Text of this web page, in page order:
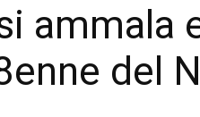
ammala
del